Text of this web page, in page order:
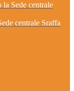
Sede centrale
centrale Sraffa